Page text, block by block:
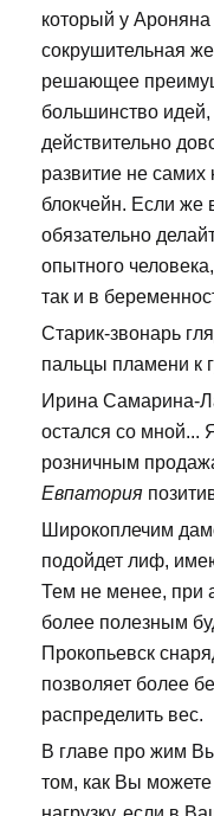
который у
сокрушительная
решающее
большинство
действительно
развитие не самих
блокчейн. Если же
обязательно
опытного
так и в
Старик-звонарь
пальцы пламени к
Ирина Самарина-
остался со мной...
розничным
Евпатория
Широкоплечим
подойдет лиф,
Тем не менее, при
более полезным
Прокопьевск
позволяет более
распределить вес.
В главе про жим
том, как Вы